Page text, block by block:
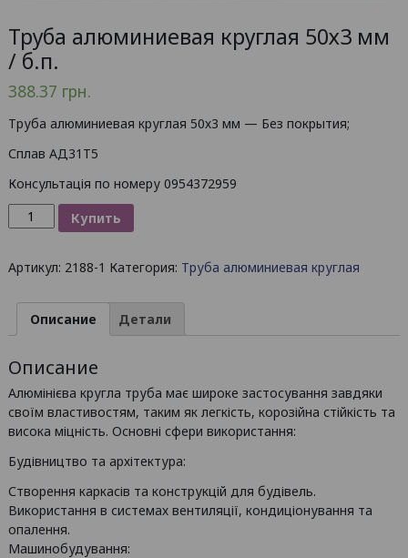
Труба алюминиевая круглая 50х3 мм
/ б.п.
388.37 грн.
Труба алюминиевая круглая 50х3 мм — Без покрытия;
Сплав АД31Т5
Консультація по номеру 0954372959
Количество
товара
алюминиевая
50х3
б.п.
Купить
Артикул: 2188-1 Категория: Труба алюминиевая круглая
Описание Детали
Описание
Алюмінієва кругла труба має широке застосування завдяки
своїм властивостям, таким як легкість, корозійна стійкість та
висока міцність. Основні сфери використання:
Будівництво та архітектура:
Створення каркасів та конструкцій для будівель.
Використання в системах вентиляції, кондиціонування та
опалення.
Машинобудування: